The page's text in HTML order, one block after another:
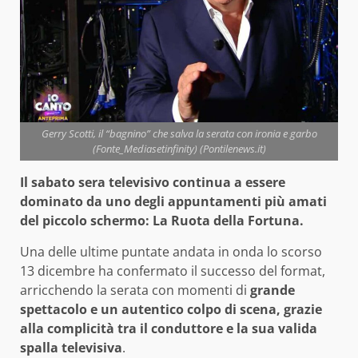
Gerry Scotti, il “bagnino” che salva la serata con ironia e garbo
(Fonte_Mediasetinfinity) (Pontilenews.it)
Il sabato sera televisivo continua a essere
dominato da uno degli appuntamenti più amati
del piccolo schermo: La Ruota della Fortuna.
Una delle ultime puntate andata in onda lo scorso
13 dicembre ha confermato il successo del format,
arricchendo la serata con momenti di grande
spettacolo e un autentico colpo di scena, grazie
alla complicità tra il conduttore e la sua valida
spalla televisiva.